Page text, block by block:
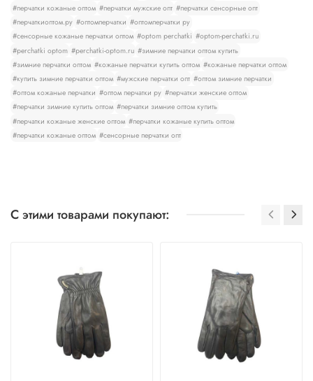
#перчатки кожаные оптом #перчатки мужские опт #перчатки сенсорные опт
#перчаткиоптом.ру #оптомперчатки #оптомперчатки ру
#сенсорные кожаные перчатки оптом #optom perchatki #optom-perchatki.ru
#perchatki optom #perchatki-optom.ru #зимние перчатки оптом купить
#зимние перчатки оптом #кожаные перчатки купить оптом #кожаные перчатки оптом
#купить зимние перчатки оптом #мужские перчатки опт #оптом зимние перчатки
#оптом кожаные перчатки #оптом перчатки ру #перчатки женские оптом
#перчатки зимние купить оптом #перчатки зимние оптом купить
#перчатки кожаные женские оптом #перчатки кожаные купить оптом
#перчатки кожаные оптом #сенсорные перчатки опт
С этими товарами покупают: